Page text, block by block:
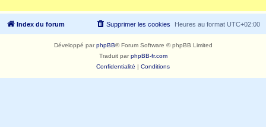
r
c
Index du forum Heures au format UTC+02:00
Supprimer les cookies
Développé parphpBB® Forum Software © phpBB Limited
Traduit parphpBB-fr.com
Confidentialité | Conditions